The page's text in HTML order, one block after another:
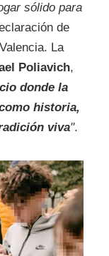
sólido para
de
La
Poliavich,
donde la
historia,
viva".